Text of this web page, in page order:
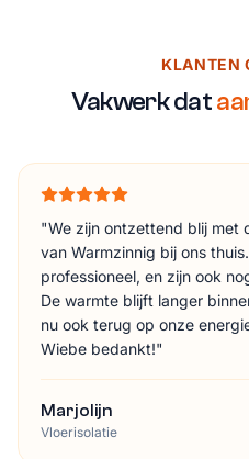
KLANTEN
Vakwerk dat
"We zijn ontzettend blij met
van Warmzinnig bij ons
professioneel, en zijn ook
De warmte blijft langer
nu ook terug op onze
Wiebe bedankt!"
Marjolijn
Vloerisolatie